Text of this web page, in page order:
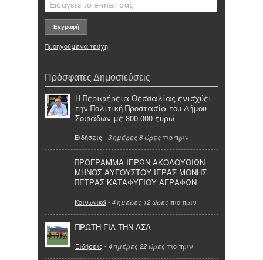
Προηγούμενα τεύχη
Πρόσφατες Δημοσιεύσεις
Η Περιφέρεια Θεσσαλίας ενισχύει
την Πολιτική Προστασία του Δήμου
Σοφάδων με 300.000 ευρώ
Ειδήσεις - 3 ημέρες 8 ώρες πιο πριν
ΠΡΟΓΡΑΜΜΑ ΙΕΡΩΝ ΑΚΟΛΟΥΘΙΩΝ
ΜΗΝΟΣ ΑΥΓΟΥΣΤΟΥ ΙΕΡΑΣ ΜΟΝΗΣ
ΠΕΤΡΑΣ ΚΑΤΑΦΥΓΙΟΥ ΑΓΡΑΦΩΝ
Κοινωνικά- 4 ημέρες 12 ώρες πιο πριν
ΠΡΩΤΗ ΓΙΑ ΤΗΝ ΑΣΑ
Ειδήσεις - 4 ημέρες 22 ώρες πιο πριν